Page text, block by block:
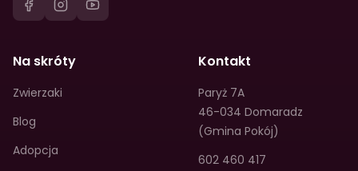
Na skróty
Zwierzaki
Blog
Adopcja
Kontakt
Paryż 7A
46-034 Domaradz
(Gmina Pokój)
602 460 417